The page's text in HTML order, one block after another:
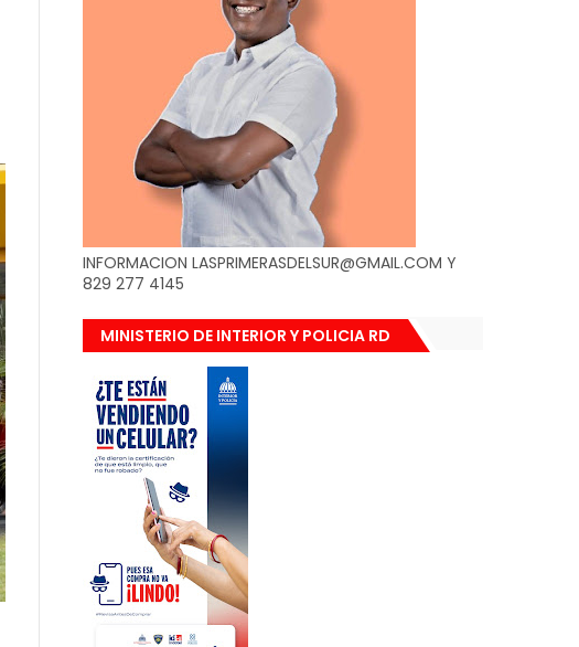
INFORMACION LASPRIMERASDELSUR@GMAIL.COM Y
829 277 4145
MINISTERIO DE INTERIOR Y POLICIA RD